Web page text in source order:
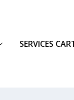
SERVICES